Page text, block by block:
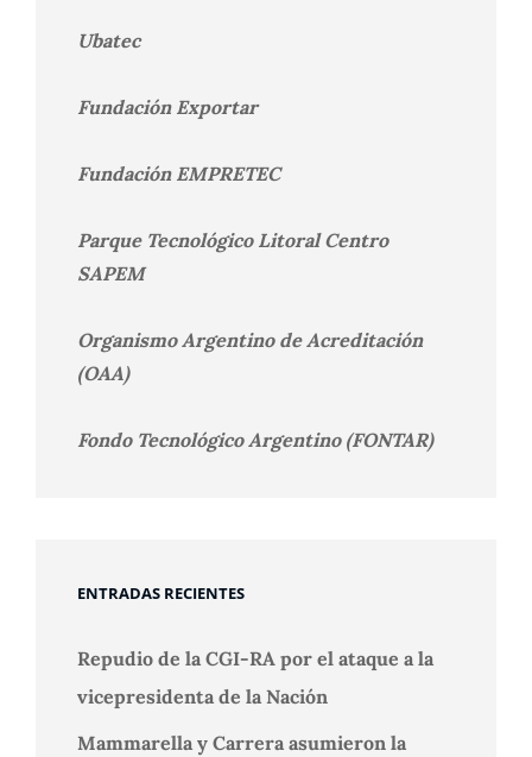
Ubatec
Fundación Exportar
Fundación EMPRETEC
Parque Tecnológico Litoral Centro
SAPEM
Organismo Argentino de Acreditación
(OAA)
Fondo Tecnológico Argentino (FONTAR)
ENTRADAS RECIENTES
Repudio de la CGI-RA por el ataque a la
vicepresidenta de la Nación
Mammarella y Carrera asumieron la